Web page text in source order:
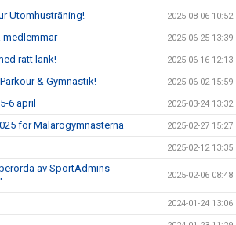
Utomhusträning! 2025-08-06 10:52
medlemmar 2025-06-25 13:39
rätt länk! 2025-06-16 12:13
& Gymnastik! 2025-06-02 15:59
6 april 2025-03-24 13:32
för Mälarögymnasterna 2025-02-27 15:27
2025-02-12 13:35
av SportAdmins
2025-02-06 08:48
2024-01-24 13:06